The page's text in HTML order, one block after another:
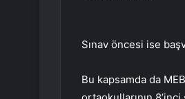
Sınav öncesi ise
Bu kapsamda da